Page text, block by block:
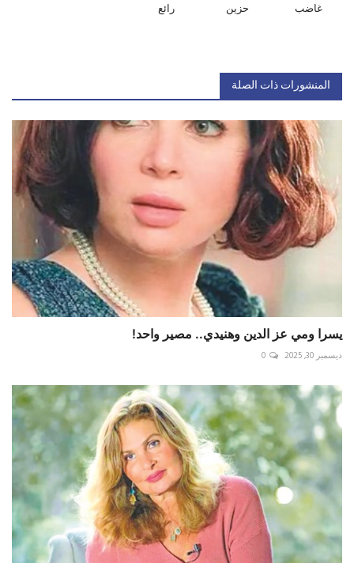
غاضب حزين رائع
المنشورات ذات الصلة
يسرا ومي عز الدين وهنيدي.. مصير واحد!
ديسمبر 30, 2025 0